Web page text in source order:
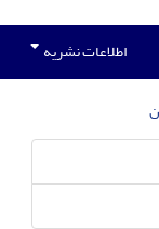
اطلاعات نشریه